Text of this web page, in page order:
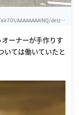
AAAAAAAAINQ/deIzap
ーナーが手作りす
いては働いていたと